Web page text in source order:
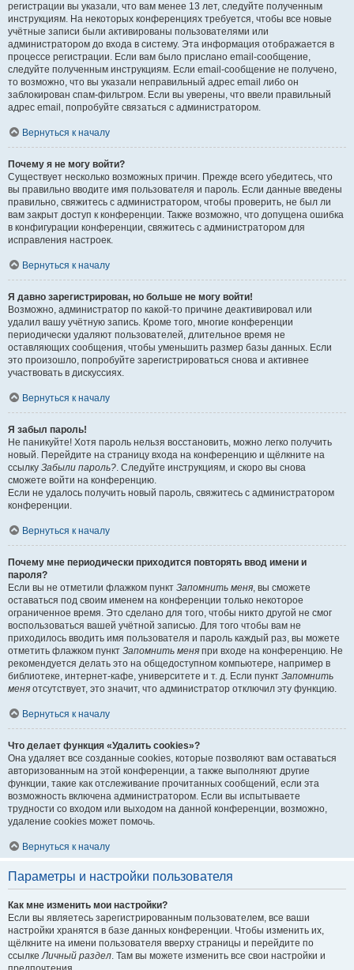
регистрации вы указали, что вам менее 13 лет, следуйте полученным
инструкциям. На некоторых конференциях требуется, чтобы все новые
учётные записи были активированы пользователями или
администратором до входа в систему. Эта информация отображается в
процессе регистрации. Если вам было прислано email-сообщение,
следуйте полученным инструкциям. Если email-сообщение не получено,
то возможно, что вы указали неправильный адрес email либо он
заблокирован спам-фильтром. Если вы уверены, что ввели правильный
адрес email, попробуйте связаться с администратором.
Вернуться к началу
Почему я не могу войти?
Существует несколько возможных причин. Прежде всего убедитесь, что
вы правильно вводите имя пользователя и пароль. Если данные введены
правильно, свяжитесь с администратором, чтобы проверить, не был ли
вам закрыт доступ к конференции. Также возможно, что допущена ошибка
в конфигурации конференции, свяжитесь с администратором для
исправления настроек.
Вернуться к началу
Я давно зарегистрирован, но больше не могу войти!
Возможно, администратор по какой-то причине деактивировал или
удалил вашу учётную запись. Кроме того, многие конференции
периодически удаляют пользователей, длительное время не
оставляющих сообщения, чтобы уменьшить размер базы данных. Если
это произошло, попробуйте зарегистрироваться снова и активнее
участвовать в дискуссиях.
Вернуться к началу
Я забыл пароль!
Не паникуйте! Хотя пароль нельзя восстановить, можно легко получить
новый. Перейдите на страницу входа на конференцию и щёлкните на
ссылку Забыли пароль?. Следуйте инструкциям, и скоро вы снова
сможете войти на конференцию.
Если не удалось получить новый пароль, свяжитесь с администратором
конференции.
Вернуться к началу
Почему мне периодически приходится повторять ввод имени и
пароля?
Если вы не отметили флажком пункт Запомнить меня, вы сможете
оставаться под своим именем на конференции только некоторое
ограниченное время. Это сделано для того, чтобы никто другой не смог
воспользоваться вашей учётной записью. Для того чтобы вам не
приходилось вводить имя пользователя и пароль каждый раз, вы можете
отметить флажком пункт Запомнить меня при входе на конференцию. Не
рекомендуется делать это на общедоступном компьютере, например в
библиотеке, интернет-кафе, университете и т. д. Если пункт Запомнить
меня отсутствует, это значит, что администратор отключил эту функцию.
Вернуться к началу
Что делает функция «Удалить cookies»?
Она удаляет все созданные cookies, которые позволяют вам оставаться
авторизованным на этой конференции, а также выполняют другие
функции, такие как отслеживание прочитанных сообщений, если эта
возможность включена администратором. Если вы испытываете
трудности со входом или выходом на данной конференции, возможно,
удаление cookies может помочь.
Вернуться к началу
Параметры и настройки пользователя
Как мне изменить мои настройки?
Если вы являетесь зарегистрированным пользователем, все ваши
настройки хранятся в базе данных конференции. Чтобы изменить их,
щёлкните на имени пользователя вверху страницы и перейдите по
ссылкеЛичный раздел. Там вы можете изменить все свои настройки и